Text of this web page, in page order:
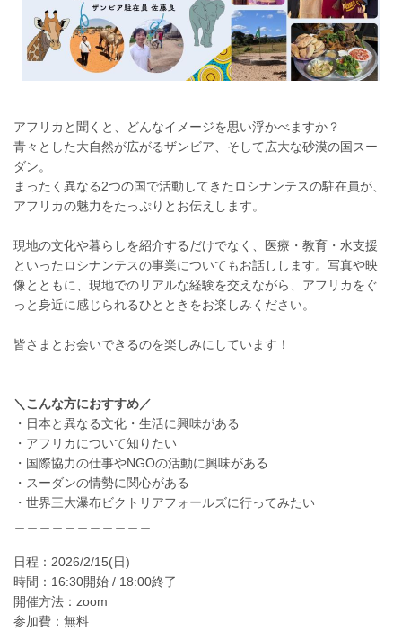
アフリカと聞くと、どんなイメージを思い浮かべますか？
青々とした大自然が広がるザンビア、そして広大な砂漠の国スー
ダン。
まったく異なる2つの国で活動してきたロシナンテスの駐在員が、
アフリカの魅力をたっぷりとお伝えします。
現地の文化や暮らしを紹介するだけでなく、医療・教育・水支援
といったロシナンテスの事業についてもお話しします。写真や映
像とともに、現地でのリアルな経験を交えながら、アフリカをぐ
っと身近に感じられるひとときをお楽しみください。
皆さまとお会いできるのを楽しみにしています！
＼こんな方におすすめ／
・日本と異なる文化・生活に興味がある
・アフリカについて知りたい
・国際協力の仕事やNGOの活動に興味がある
・スーダンの情勢に関心がある
・世界三大瀑布ビクトリアフォールズに行ってみたい
日程：2026/2/15(日)
時間：16:30開始 / 18:00終了
開催方法：zoom
参加費：無料